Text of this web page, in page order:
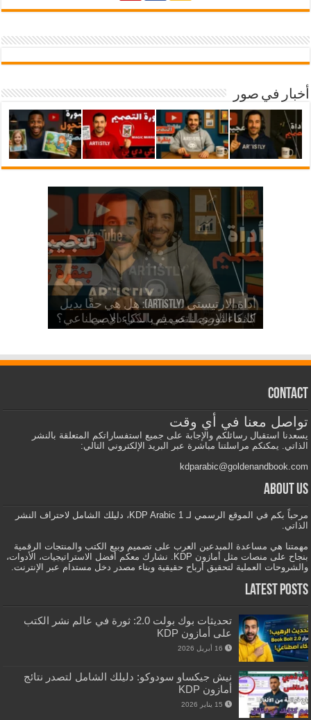
أخبار في صور
أداة الارتيستي (Artistly): هل هي حقًا بديل
كانفا الثوري للتصميم بالذكاء الاصطناعي؟
الذكاء الاصطناعي في الكي دي بي
شرح أداة ارتيستلي 4: دليلك الشامل
للذكاء الاصطناعي في تصميمات KDP
والمزيد
Contact
تواصل معنا في أي وقت
يسعدنا استقبال رسائلكم والإجابة على جميع استفساراتكم المتعلقة بالنشر
الذاتي. يمكنكم مراسلتنا مباشرة عبر البريد الإلكتروني التالي:
kdparabic@goldenandbook.com
About us
مرحباً بكم في الموقع الرسمي لـ KDP Arabic 1، دليلك الشامل لاحتراف النشر
الذاتي.
مهمتنا هي مساعدة المبدعين العرب على تصميم وبيع الكتب والمنتجات الرقمية
بنجاح على منصات مثل أمازون KDP. نشارك معكم أفضل الاستراتيجيات، الأدوات،
والشروحات العملية لتحقيق أرباح حقيقية وبناء مصدر دخل مستدام عبر الإنترنت.
Latest Posts
تحديثات بوك بولت 2.0: ثورة في عالم نشر الكتب
على أمازون KDP
16 أبريل 2026
نيش جيكساو سودوكو: دليلك الشامل لتصدر نتائج
أمازون KDP
15 يناير 2026